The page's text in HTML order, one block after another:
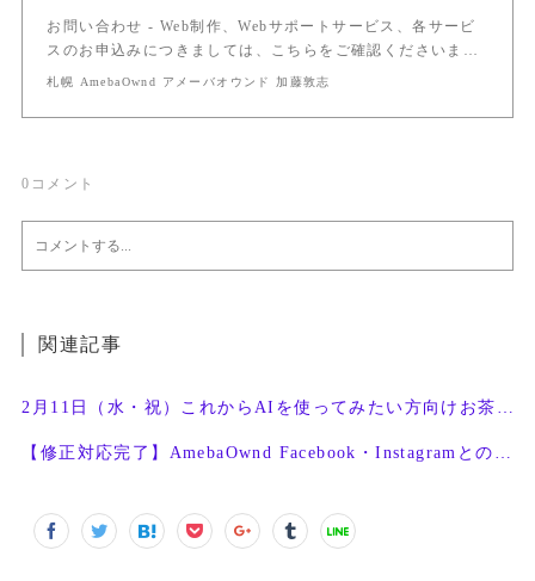
お問い合わせ - Web制作、Webサポートサービス、各サービ
スのお申込みにつきましては、こちらをご確認くださいま…
札幌 AmebaOwnd アメーバオウンド 加藤敦志
0 コメント
関連記事
2月11日（水・祝）これからAIを使ってみたい方向けお茶会開催
【修正対応完了】AmebaOwnd Facebook・Instagramとの連携機能